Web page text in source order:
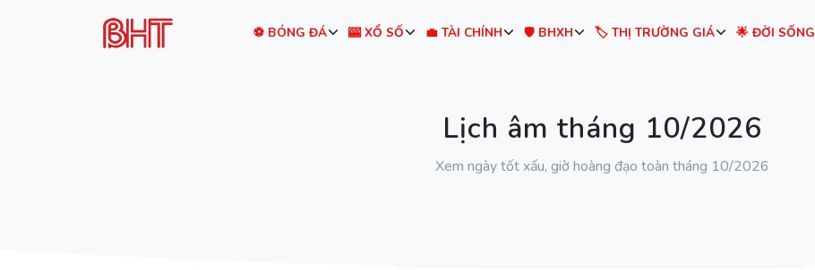
⚽ BÓNG ĐÁ 🎰 XỔ SỐ 💼 TÀI CHÍNH 🛡️ BHXH 🏷️ THỊ TRƯỜNG GIÁ 🌟 ĐỜI SỐNG
Lịch âm tháng 10/2026
Xem ngày tốt xấu, giờ hoàng đạo toàn tháng 10/2026